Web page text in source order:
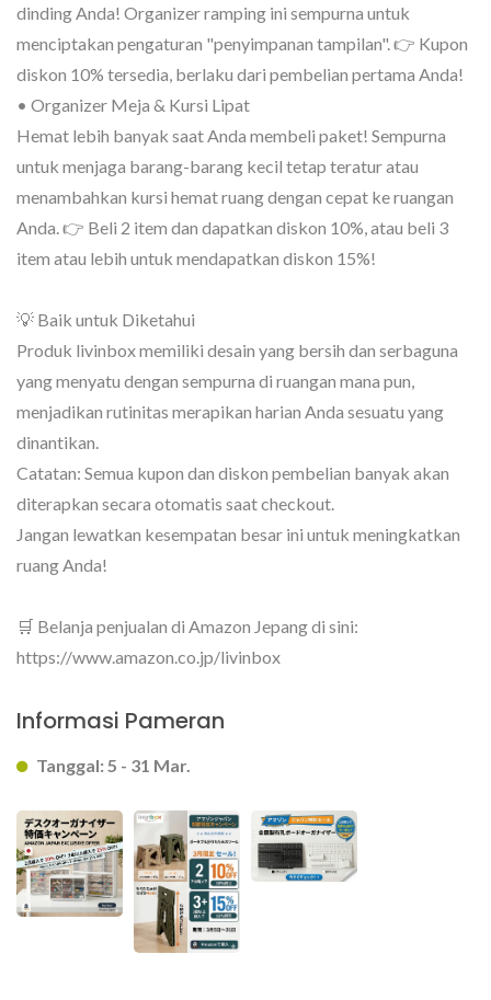
dinding Anda! Organizer ramping ini sempurna untuk
menciptakan pengaturan "penyimpanan tampilan". 👉 Kupon
diskon 10% tersedia, berlaku dari pembelian pertama Anda!
• Organizer Meja & Kursi Lipat
Hemat lebih banyak saat Anda membeli paket! Sempurna
untuk menjaga barang-barang kecil tetap teratur atau
menambahkan kursi hemat ruang dengan cepat ke ruangan
Anda. 👉 Beli 2 item dan dapatkan diskon 10%, atau beli 3
item atau lebih untuk mendapatkan diskon 15%!
💡 Baik untuk Diketahui
Produk livinbox memiliki desain yang bersih dan serbaguna
yang menyatu dengan sempurna di ruangan mana pun,
menjadikan rutinitas merapikan harian Anda sesuatu yang
dinantikan.
Catatan: Semua kupon dan diskon pembelian banyak akan
diterapkan secara otomatis saat checkout.
Jangan lewatkan kesempatan besar ini untuk meningkatkan
ruang Anda!
🛒 Belanja penjualan di Amazon Jepang di sini:
https://www.amazon.co.jp/livinbox
Informasi Pameran
Tanggal: 5 - 31 Mar.